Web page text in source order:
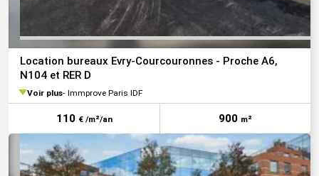
Location bureaux Evry-Courcouronnes - Proche A6,
N104 et RER D
Voir plus Immprove Paris IDF
110 € /m²/an 900 m²